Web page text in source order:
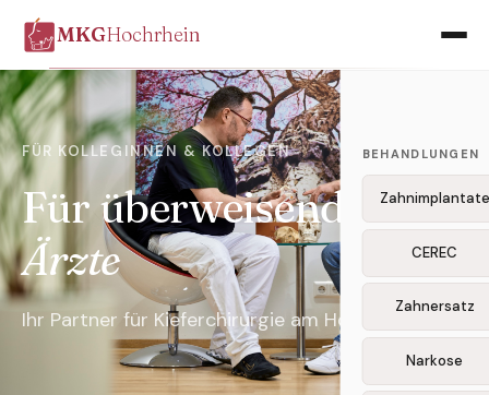
MKGHochrhein
BEHANDLUNGEN
Zahnimplantate
CEREC
Zahnersatz
Narkose
FÜR KOLLEGINNEN & KOLLEGEN
Für überweisende
Ärzte
Ihr Partner für Kieferchirurgie am Hochrhein